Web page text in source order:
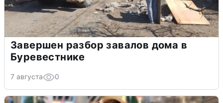
Завершен разбор завалов дома в
Буревестнике
7 августа 0